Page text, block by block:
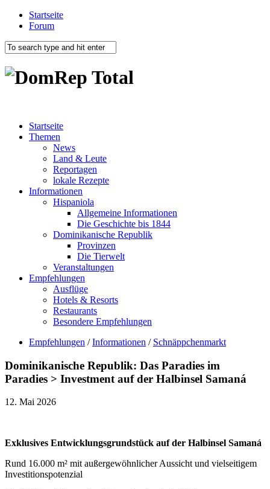
Startseite
Forum
Startseite
Themen
News
Land & Leute
Reportagen
lokale Rezepte
Informationen
Hispaniola
Allgemeine Informationen
Die Geschichte bis 1844
Dominikanische Republik
Provinzen
Die Tierwelt
Veranstaltungen
Empfehlungen
Ausflüge
Hotels & Resorts
Restaurants
Besondere Empfehlungen
Empfehlungen / Informationen / Schnäppchenmarkt
Dominikanische Republik: Das Paradies im
Paradies > Investment auf der Halbinsel Samaná
12. Mai 2026
Exklusives Entwicklungsgrundstück auf der Halbinsel Samaná
Rund 16.000 m² mit außergewöhnlicher Aussicht und vielseitigem
Investitionspotenzial